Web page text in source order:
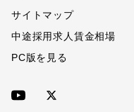
サイトマップ
中途採用求人賃金相場
PC版を見る